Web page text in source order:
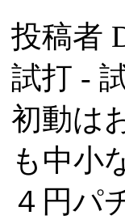
投稿者
試打 -
初動は
も中小
４円パ